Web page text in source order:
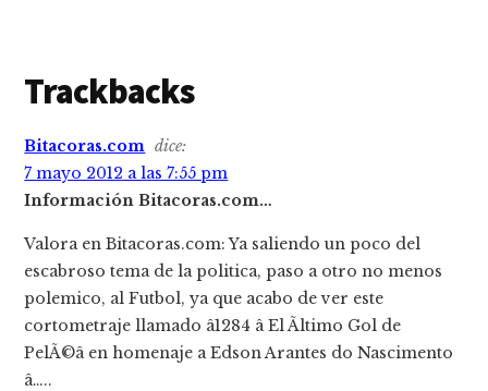
Trackbacks
Bitacoras.com dice:
7 mayo 2012 a las 7:55 pm
Información Bitacoras.com…
Valora en Bitacoras.com: Ya saliendo un poco del
escabroso tema de la politica, paso a otro no menos
polemico, al Futbol, ya que acabo de ver este
cortometraje llamado â1284 â El Ãltimo Gol de
PelÃ©â en homenaje a Edson Arantes do Nascimento
â…..